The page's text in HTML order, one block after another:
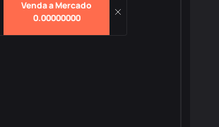
Venda a Mercado
0.00000000